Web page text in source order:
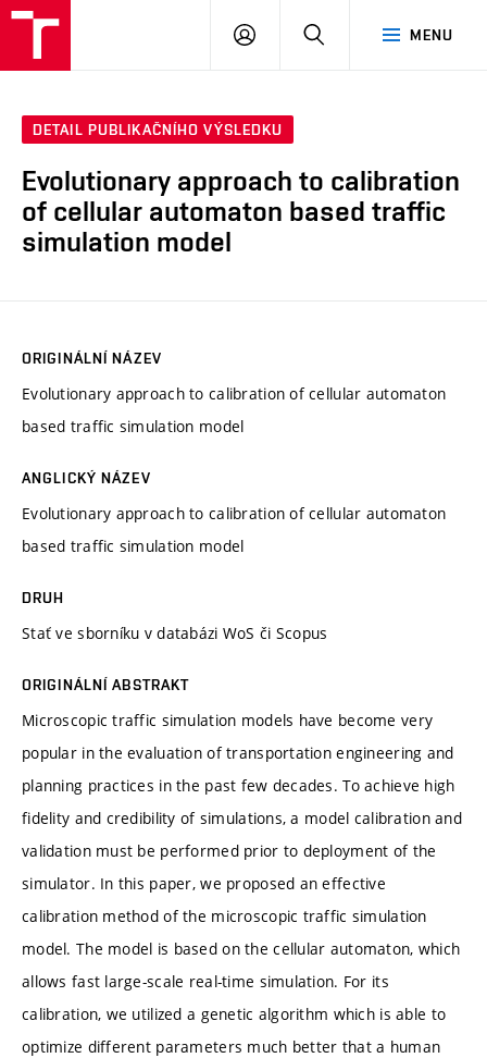
MENU
PŘIHLÁSIT
DETAIL PUBLIKAČNÍHO VÝSLEDKU
Evolutionary approach to calibration
of cellular automaton based traffic
simulation model
ORIGINÁLNÍ NÁZEV
Evolutionary approach to calibration of cellular automaton
based traffic simulation model
ANGLICKÝ NÁZEV
Evolutionary approach to calibration of cellular automaton
based traffic simulation model
DRUH
Stať ve sborníku v databázi WoS či Scopus
ORIGINÁLNÍ ABSTRAKT
Microscopic traffic simulation models have become very
popular in the evaluation of transportation engineering and
planning practices in the past few decades. To achieve high
fidelity and credibility of simulations, a model calibration and
validation must be performed prior to deployment of the
simulator. In this paper, we proposed an effective
calibration method of the microscopic traffic simulation
model. The model is based on the cellular automaton, which
allows fast large-scale real-time simulation. For its
calibration, we utilized a genetic algorithm which is able to
optimize different parameters much better that a human